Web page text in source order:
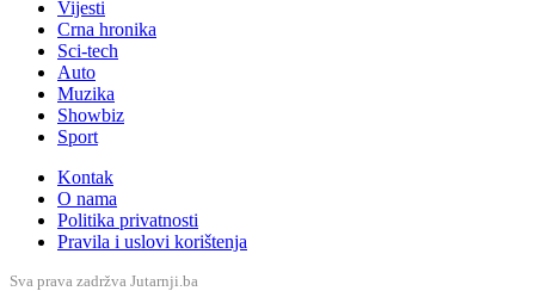
Vijesti
Crna hronika
Sci-tech
Auto
Muzika
Showbiz
Sport
Kontak
O nama
Politika privatnosti
Pravila i uslovi korištenja
Sva prava zadržva Jutarnji.ba